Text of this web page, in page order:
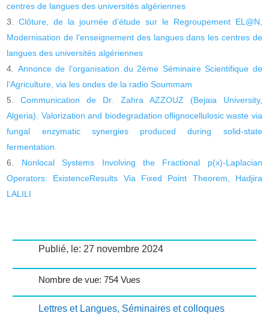
centres de langues des universités algériennes
Clôture, de la journée d’étude sur le Regroupement EL@N,
Modernisation de l’enseignement des langues dans les centres de
langues des universités algériennes
Annonce de l’organisation du 2ème Séminaire Scientifique de
l’Agriculture, via les ondes de la radio Soummam
Communication de Dr. Zahra AZZOUZ (Bejaia University,
Algeria). Valorization and biodegradation oflignocellulosic waste via
fungal enzymatic synergies produced during solid-state
fermentation.
Nonlocal Systems Involving the Fractional p(x)-Laplacian
Operators: ExistenceResults Via Fixed Point Theorem, Hadjira
LALILI
Publié, le: 27 novembre 2024
Nombre de vue: 754 Vues
Lettres et Langues, Séminaires et colloques